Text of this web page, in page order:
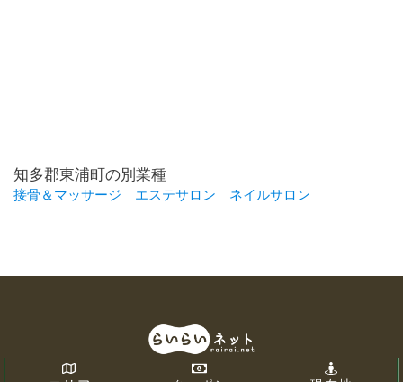
知多郡東浦町の別業種
接骨＆マッサージ エステサロン ネイルサロン